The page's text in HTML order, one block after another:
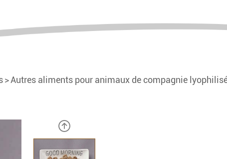
Autres aliments pour animaux de compagnie